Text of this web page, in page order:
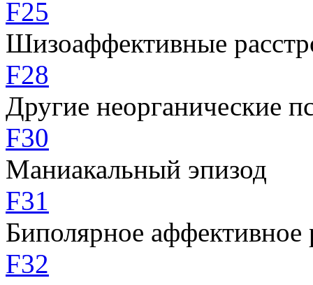
F25
Шизоаффективные
F28
Другие неорганические
F30
Маниакальный эпизод
F31
Биполярное аффективное
F32